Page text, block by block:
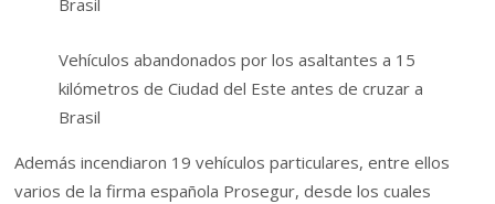
Vehículos abandonados por los asaltantes a 15
kilómetros de Ciudad del Este antes de cruzar a
Brasil
Además incendiaron 19 vehículos particulares, entre ellos
varios de la firma española Prosegur, desde los cuales